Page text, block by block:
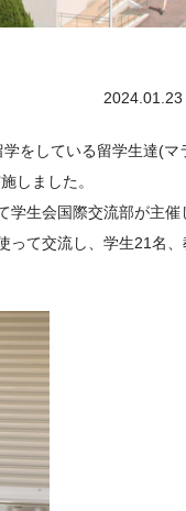
2024.01.23
をしている留学生達(マ
しました。
学生会国際交流部が主催
って交流し、学生21名、